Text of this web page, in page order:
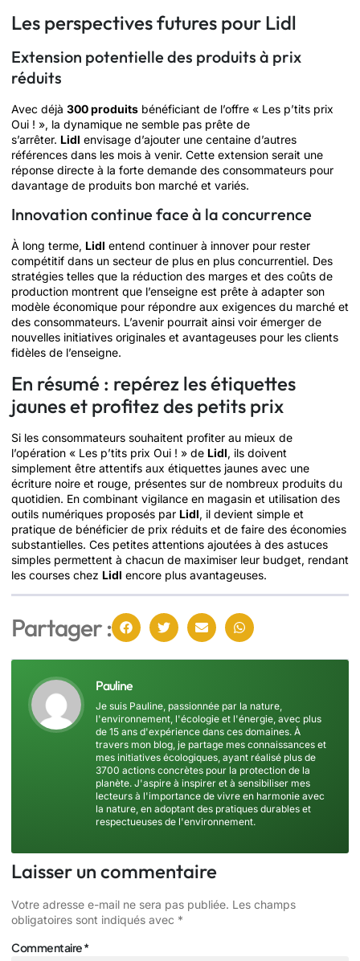
Les perspectives futures pour Lidl
Extension potentielle des produits à prix
réduits
Avec déjà 300 produits bénéficiant de l’offre « Les p’tits prix
Oui ! », la dynamique ne semble pas prête de
s’arrêter. Lidl envisage d’ajouter une centaine d’autres
références dans les mois à venir. Cette extension serait une
réponse directe à la forte demande des consommateurs pour
davantage de produits bon marché et variés.
Innovation continue face à la concurrence
À long terme, Lidl entend continuer à innover pour rester
compétitif dans un secteur de plus en plus concurrentiel. Des
stratégies telles que la réduction des marges et des coûts de
production montrent que l’enseigne est prête à adapter son
modèle économique pour répondre aux exigences du marché et
des consommateurs. L’avenir pourrait ainsi voir émerger de
nouvelles initiatives originales et avantageuses pour les clients
fidèles de l’enseigne.
En résumé : repérez les étiquettes
jaunes et profitez des petits prix
Si les consommateurs souhaitent profiter au mieux de
l’opération « Les p’tits prix Oui ! » de Lidl, ils doivent
simplement être attentifs aux étiquettes jaunes avec une
écriture noire et rouge, présentes sur de nombreux produits du
quotidien. En combinant vigilance en magasin et utilisation des
outils numériques proposés par Lidl, il devient simple et
pratique de bénéficier de prix réduits et de faire des économies
substantielles. Ces petites attentions ajoutées à des astuces
simples permettent à chacun de maximiser leur budget, rendant
les courses chez Lidl encore plus avantageuses.
Partager :
Pauline
Je suis Pauline, passionnée par la nature,
l'environnement, l'écologie et l'énergie, avec plus
de 15 ans d'expérience dans ces domaines. À
travers mon blog, je partage mes connaissances et
mes initiatives écologiques, ayant réalisé plus de
3700 actions concrètes pour la protection de la
planète. J'aspire à inspirer et à sensibiliser mes
lecteurs à l'importance de vivre en harmonie avec
la nature, en adoptant des pratiques durables et
respectueuses de l'environnement.
Laisser un commentaire
Votre adresse e-mail ne sera pas publiée. Les champs
obligatoires sont indiqués avec *
Commentaire*